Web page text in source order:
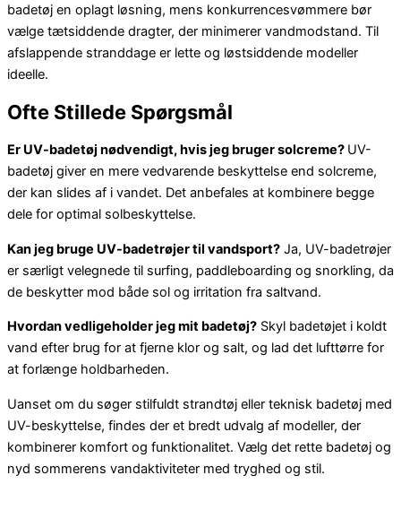
badetøj en oplagt løsning, mens konkurrencesvømmere bør
vælge tætsiddende dragter, der minimerer vandmodstand. Til
afslappende stranddage er lette og løstsiddende modeller
ideelle.
Ofte Stillede Spørgsmål
Er UV-badetøj nødvendigt, hvis jeg bruger solcreme? UV-
badetøj giver en mere vedvarende beskyttelse end solcreme,
der kan slides af i vandet. Det anbefales at kombinere begge
dele for optimal solbeskyttelse.
Kan jeg bruge UV-badetrøjer til vandsport? Ja, UV-badetrøjer
er særligt velegnede til surfing, paddleboarding og snorkling, da
de beskytter mod både sol og irritation fra saltvand.
Hvordan vedligeholder jeg mit badetøj? Skyl badetøjet i koldt
vand efter brug for at fjerne klor og salt, og lad det lufttørre for
at forlænge holdbarheden.
Uanset om du søger stilfuldt strandtøj eller teknisk badetøj med
UV-beskyttelse, findes der et bredt udvalg af modeller, der
kombinerer komfort og funktionalitet. Vælg det rette badetøj og
nyd sommerens vandaktiviteter med tryghed og stil.